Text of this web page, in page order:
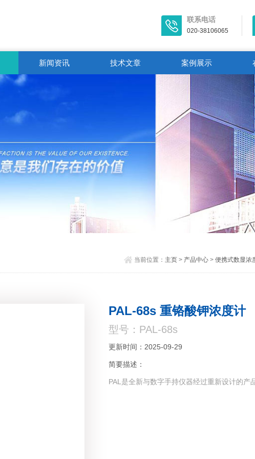
联系电话
020-38106065
新闻资讯 技术文章 案例展示
当前位置： 主页> 产品中心> 便携式数显浓
PAL-68s 重铬酸钾浓度计
型号：PAL-68s
更新时间：2025-09-29
简要描述：
PAL是全新与数字手持仪器经过重新设计的产